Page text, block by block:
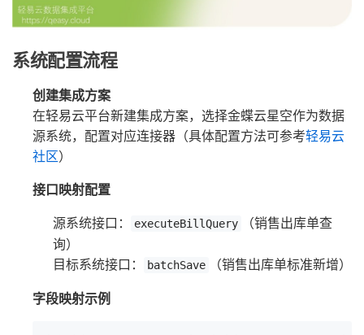
系统配置流程
创建集成方案
在轻易云平台新建集成方案，选择金蝶云星空作为数据
源系统，配置对应连接器（具体配置方法可参考轻易云
社区）
接口映射配置
源系统接口：
executeBillQuery
（销售出库单查
询）
目标系统接口：
batchSave
（销售出库单标准新增）
字段映射示例